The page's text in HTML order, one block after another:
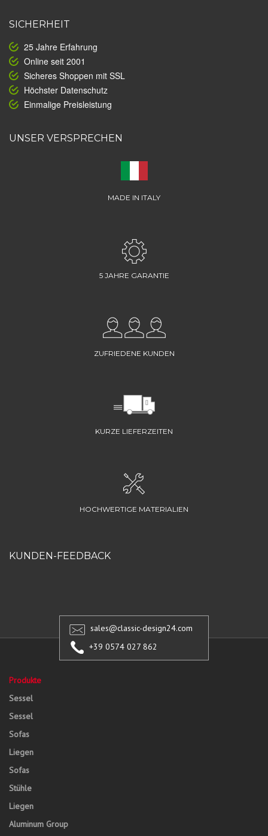
SICHERHEIT
25 Jahre Erfahrung
Online seit 2001
Sicheres Shoppen mit SSL
Höchster Datenschutz
Einmalige Preisleistung
UNSER VERSPRECHEN
MADE IN ITALY
5 JAHRE GARANTIE
ZUFRIEDENE KUNDEN
KURZE LIEFERZEITEN
HOCHWERTIGE MATERIALIEN
KUNDEN-FEEDBACK
sales@classic-design24.com
+39 0574 027 862
Produkte
Sessel
Sessel
Sofas
Liegen
Sofas
Stühle
Liegen
Aluminum Group